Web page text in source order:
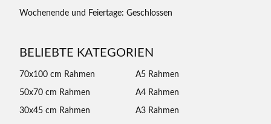
Wochenende und Feiertage: Geschlossen
BELIEBTE KATEGORIEN
70x100 cm Rahmen A5 Rahmen
50x70 cm Rahmen A4 Rahmen
30x45 cm Rahmen A3 Rahmen